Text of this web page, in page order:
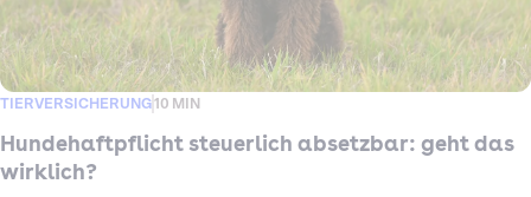
TIERVERSICHERUNG10 MIN
Hundehaftpflicht steuerlich absetzbar: geht das
wirklich?